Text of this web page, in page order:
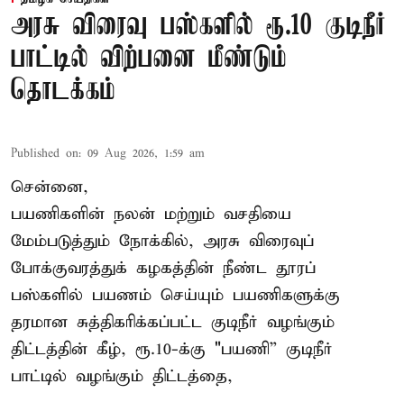
அரசு விரைவு பஸ்களில் ரூ.10 குடிநீர்
பாட்டில் விற்பனை மீண்டும்
தொடக்கம்
Published on: 09 Aug 2026, 1:59 am
சென்னை,
பயணிகளின் நலன் மற்றும் வசதியை
மேம்படுத்தும் நோக்கில், அரசு விரைவுப்
போக்குவரத்துக் கழகத்தின் நீண்ட தூரப்
பஸ்களில் பயணம் செய்யும் பயணிகளுக்கு
தரமான சுத்திகரிக்கப்பட்ட குடிநீர் வழங்கும்
திட்டத்தின் கீழ், ரூ.10-க்கு "பயணி” குடிநீர்
பாட்டில் வழங்கும் திட்டத்தை,